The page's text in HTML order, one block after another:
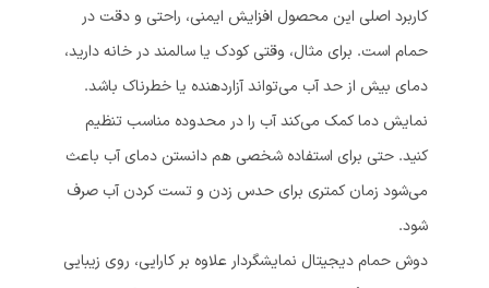
کاربرد اصلی این محصول افزایش ایمنی، راحتی و دقت در
حمام است. برای مثال، وقتی کودک یا سالمند در خانه دارید،
دمای بیش از حد آب می‌تواند آزاردهنده یا خطرناک باشد.
نمایش دما کمک می‌کند آب را در محدوده مناسب تنظیم
کنید. حتی برای استفاده شخصی هم دانستن دمای آب باعث
می‌شود زمان کمتری برای حدس زدن و تست کردن آب صرف
شود.
دوش حمام دیجیتال نمایشگردار علاوه بر کارایی، روی زیبایی